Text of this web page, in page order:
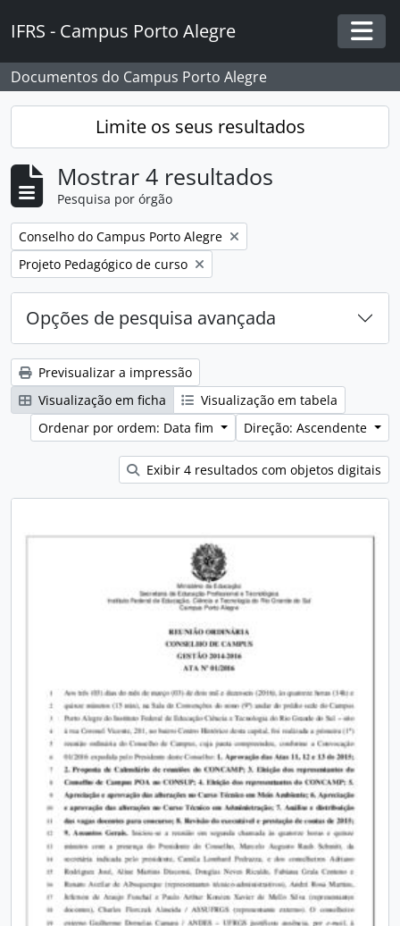
IFRS - Campus Porto Alegre
Documentos do Campus Porto Alegre
Limite os seus resultados
Mostrar 4 resultados
Pesquisa por órgão
Remover filtro:
Conselho do Campus Porto Alegre
Remover filtro:
Projeto Pedagógico de curso
Opções de pesquisa avançada
Previsualizar a impressão
Visualização em ficha
Visualização em tabela
Ordenar por ordem: Data fim
Direção: Ascendente
Exibir 4 resultados com objetos digitais